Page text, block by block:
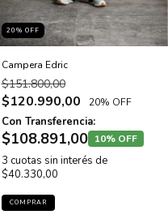
20% OFF
Campera Edric
$151.800,00
$120.990,00 20% OFF
Con Transferencia:
$108.891,00 10% OFF
3 cuotas sin interés de
$40.330,00
COMPRAR